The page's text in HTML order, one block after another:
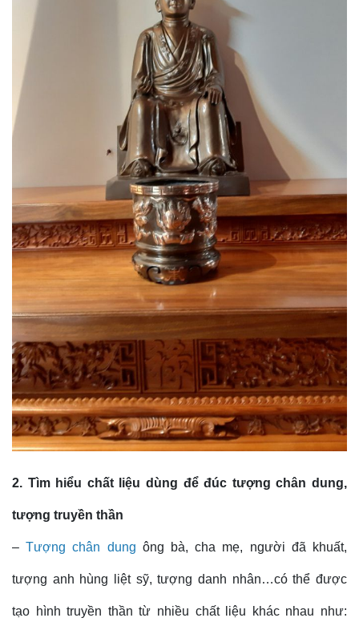
2. Tìm hiểu chất liệu dùng để đúc tượng chân dung,
tượng truyền thần
–Tượng chân dung ông bà, cha mẹ, người đã khuất,
tượng anh hùng liệt sỹ, tượng danh nhân…có thể được
tạo hình truyền thần từ nhiều chất liệu khác nhau như: